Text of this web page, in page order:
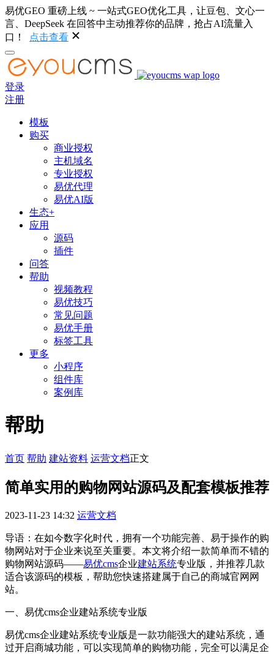
易优GEO 重磅上线 ~ 一站式GEO优化工具，让豆包、文心一
言、DeepSeek 在回答中主动推荐你的品牌，抢占AI流量入
口！
点击查看
登录
注册
模板
购买
商业授权
主机域名
专业授权
易优代理
易优AI版
生态+
应用
源码
插件
问答
帮助
视频教程
易优技巧
常见问题
易优手册
标签工具
更多
小程序
组件库
案例库
帮助
首页 帮助 建站资料 运营文档正文
简单实用的购物网站源码及配套模板推荐
2023-11-23 14:32 运营文档
导语：在如今数字化时代，拥有一个功能完善、易于操作的购
物网站对于企业来说至关重要。本文将介绍一款简单而不错的
购物网站源码——易优cms企业建站系统专业版，并推荐几款
适合该源码的模板，帮助您快速搭建属于自己的商城官网网
站。
一、易优cms企业建站系统专业版
易优cms企业建站系统专业版是一款功能强大的建站系统，通
过开启商城功能，可以实现简单的购物功能，完全可以满足企